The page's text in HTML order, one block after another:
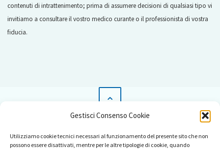
Gestisci Consenso Cookie
Utilizziamo cookie tecnici necessari al funzionamento del presente sito che non
possono essere disattivati, mentre per le altre tipologie di cookie, quando
contenuti di intrattenimento; prima di assumere decisioni di qualsiasi tipo vi
invitiamo a consultare il vostro medico curante o il professionista di vostra
fiducia.
Pubblicità su Radio Salus